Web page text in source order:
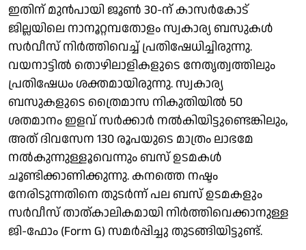
ഇതിന് മുൻപായി ജൂൺ 30-ന് കാസർകോട്
ജില്ലയിലെ നാനൂറ്റമ്പതോളം സ്വകാര്യ ബസുകൾ
സർവീസ് നിർത്തിവെച്ച് പ്രതിഷേധിച്ചിരുന്നു.
വയനാട്ടിൽ തൊഴിലാളികളുടെ നേതൃത്വത്തിലും
പ്രതിഷേധം ശക്തമായിരുന്നു. സ്വകാര്യ
ബസുകളുടെ ത്രൈമാസ നികുതിയിൽ 50
ശതമാനം ഇളവ് സർക്കാർ നൽകിയിട്ടുണ്ടെങ്കിലും,
അത് ദിവസേന 130 രൂപയുടെ മാത്രം ലാഭമേ
നൽകുന്നുള്ളൂവെന്നും ബസ് ഉടമകൾ
ചൂണ്ടിക്കാണിക്കുന്നു. കനത്തെ നഷ്ടം
നേരിടുന്നതിനെ തുടർന്ന് പല ബസ് ഉടമകളും
സർവീസ് താത്കാലികമായി നിർത്തിവെക്കാനുള്ള
ജി-ഫോം (Form G) സമർപ്പിച്ചു തുടങ്ങിയിട്ടുണ്ട്.